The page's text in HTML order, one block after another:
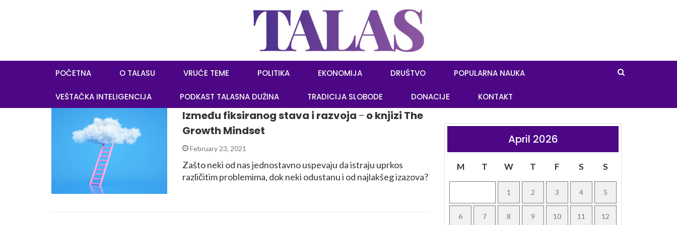
POČETNA O TALASU VRUĆE TEME POLITIKA EKONOMIJA DRUŠTVO POPULARNA NAUKA
VEŠTAČKA INTELIGENCIJA PODKAST TALASNA DUŽINA TRADICIJA SLOBODE DONACIJE KONTAKT
Između fiksiranog stava i razvoja ‒ o knjizi The
Growth Mindset
February 23, 2021
Zašto neki od nas jednostavno uspevaju da istraju uprkos
različitim problemima, dok neki odustanu i od najlakšeg izazova?
April 2026
M T W T F S S
1 2 3 4 5
6 7 8 9 10 11 12